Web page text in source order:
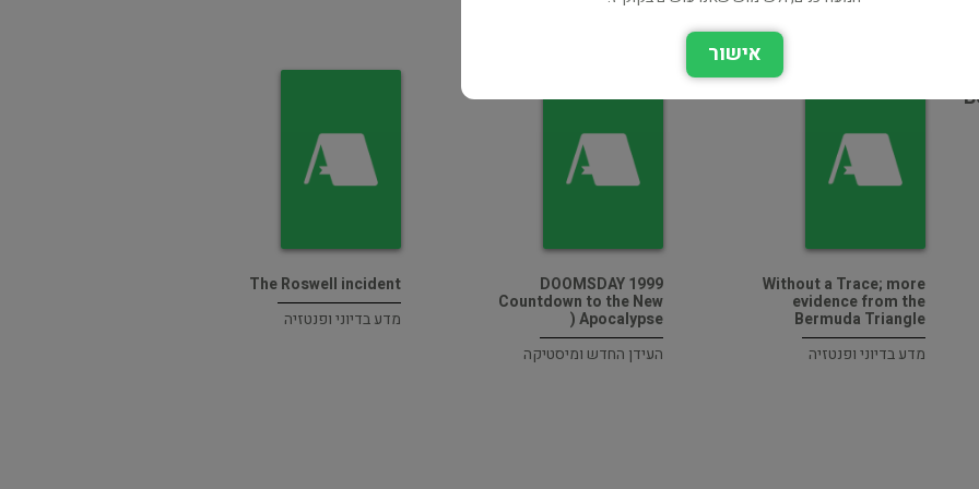
Without a Trace; more
evidence from the
Bermuda Triangle
מדע בדיוני ופנטזיה
DOOMSDAY 1999
Countdown to the New
Apocalypse (
העידן החדש ומיסטיקה
The Roswell incident
מדע בדיוני ופנטזיה
אישור